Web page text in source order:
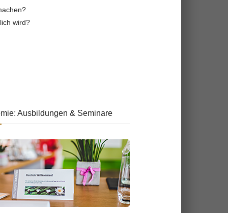
wird?
Ausbildungen & Seminare